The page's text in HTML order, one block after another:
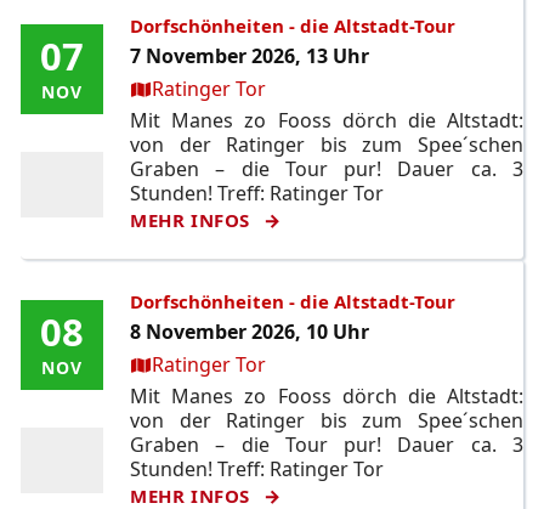
07
NOV
07
NOV
Dorfschönheiten - die Altstadt-Tour
7 November 2026, 13 Uhr
Ort:Ratinger Tor
Mit Manes zo Fooss dörch die Altstadt:
von der Ratinger bis zum Spee´schen
Graben – die Tour pur! Dauer ca. 3
Stunden! Treff: Ratinger Tor
MEHR INFOS
08
NOV
08
NOV
Dorfschönheiten - die Altstadt-Tour
8 November 2026, 10 Uhr
Ort:Ratinger Tor
Mit Manes zo Fooss dörch die Altstadt:
von der Ratinger bis zum Spee´schen
Graben – die Tour pur! Dauer ca. 3
Stunden! Treff: Ratinger Tor
MEHR INFOS